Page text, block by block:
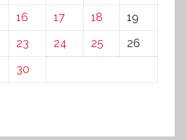
16 17 18
19
23 24 25
26
30